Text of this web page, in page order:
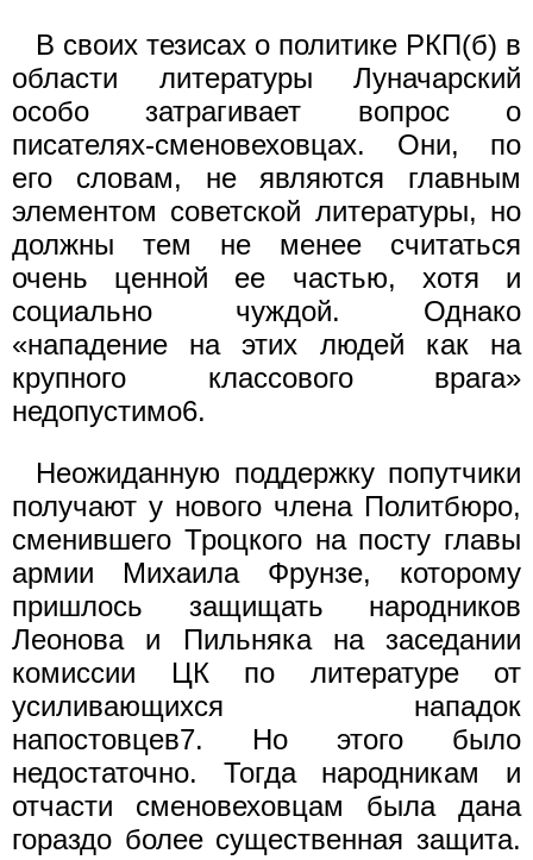
В своих тезисах о политике РКП(б) в
области литературы Луначарский
особо затрагивает вопрос о
писателях-сменовеховцах. Они, по
его словам, не являются главным
элементом советской литературы, но
должны тем не менее считаться
очень ценной ее частью, хотя и
социально чуждой. Однако
«нападение на этих людей как на
крупного классового врага»
недопустимо6.
Неожиданную поддержку попутчики
получают у нового члена Политбюро,
сменившего Троцкого на посту главы
армии Михаила Фрунзе, которому
пришлось защищать народников
Леонова и Пильняка на заседании
комиссии ЦК по литературе от
усиливающихся нападок
напостовцев7. Но этого было
недостаточно. Тогда народникам и
отчасти сменовеховцам была дана
гораздо более существенная защита.